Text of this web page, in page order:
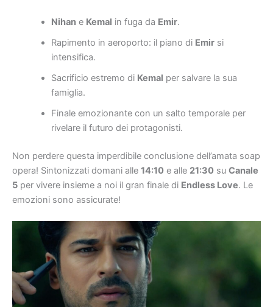
Nihane Kemal in fuga da Emir.
Rapimento in aeroporto: il piano di Emirsi
intensifica.
Sacrificio estremo di Kemal per salvare la sua
famiglia.
Finale emozionante con un salto temporale per
rivelare il futuro dei protagonisti.
Non perdere questa imperdibile conclusione dell’amata soap
opera! Sintonizzati domani alle 14:10 e alle 21:30 su Canale
5 per vivere insieme a noi il gran finale di Endless Love. Le
emozioni sono assicurate!